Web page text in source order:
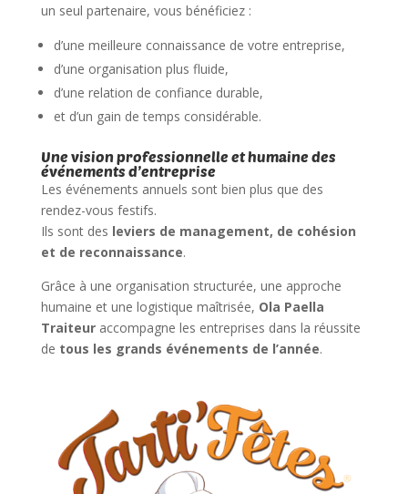
un seul partenaire, vous bénéficiez :
d’une meilleure connaissance de votre entreprise,
d’une organisation plus fluide,
d’une relation de confiance durable,
et d’un gain de temps considérable.
Une vision professionnelle et humaine des
événements d’entreprise
Les événements annuels sont bien plus que des
rendez-vous festifs.
Ils sont des leviers de management, de cohésion
et de reconnaissance.
Grâce à une organisation structurée, une approche
humaine et une logistique maîtrisée, Ola Paella
Traiteuraccompagne les entreprises dans la réussite
de tous les grands événements de l’année.